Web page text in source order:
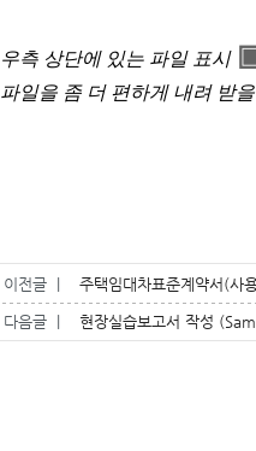
우측 상단에 있는 파일 표시
파일을 좀 더 편하게 내려 받
이전글 | 주택임대차표준계약서(사
다음글 | 현장실습보고서 작성